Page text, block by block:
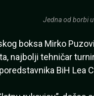
Jedna od borbi
boksa Mirko
najbolji tehničar
BiH Lea